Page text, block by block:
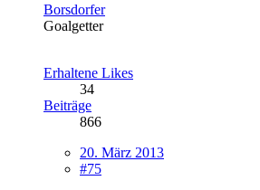
Borsdorfer
Goalgetter
Erhaltene Likes
34
Beiträge
866
20. März 2013
#75